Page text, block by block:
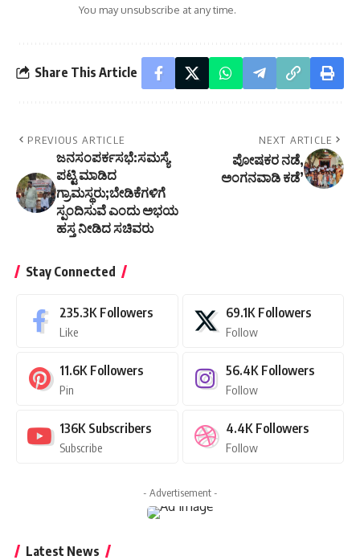
You may unsubscribe at any time.
Share This Article
PREVIOUS ARTICLE
ಜನಸಂಪರ್ಕಸಭೆ:ಸಮಸ್ಯೆ
ಪಟ್ಟಿ ಮಾಡಿದ
ಗ್ರಾಮಸ್ಥರು;ಬೇಡಿಕೆಗಳಿಗೆ
ಸ್ಪಂದಿಸುವೆ ಎಂದು ಅಭಯ
ಹಸ್ತ ನೀಡಿದ ಸಚಿವರು
NEXT ARTICLE
ಪೋಷಕರ ನಡೆ,
ಅಂಗನವಾಡಿ ಕಡೆ’
Stay Connected
235.3K Followers
Like
69.1K Followers
Follow
11.6K Followers
Pin
56.4K Followers
Follow
136K Subscribers
Subscribe
4.4K Followers
Follow
- Advertisement -
Latest News